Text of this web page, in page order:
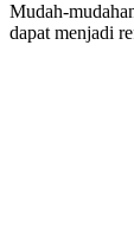
Mudah-
dapat menjadi